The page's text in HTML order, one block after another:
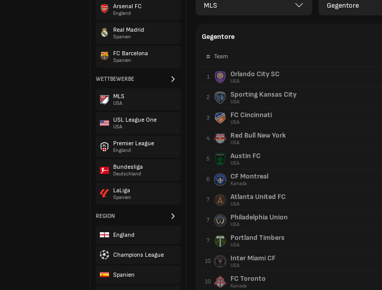
Arsenal FC
England
Real Madrid
Spanien
FC Barcelona
Spanien
WETTBEWERBE
MLS
USA
USL League One
USA
Premier League
England
Bundesliga
Deutschland
LaLiga
Spanien
REGION
England
Champions League
Spanien
MLS Gegentore
Gegentore
# Team
1 Orlando City SC
USA
2 Sporting Kansas City
USA
3 FC Cincinnati
USA
4 Red Bull New York
USA
5 Austin FC
USA
6 CF Montreal
Kanada
7 Atlanta United FC
USA
7 Philadelphia Union
USA
7 Portland Timbers
USA
10 Inter Miami CF
USA
10 FC Toronto
Kanada